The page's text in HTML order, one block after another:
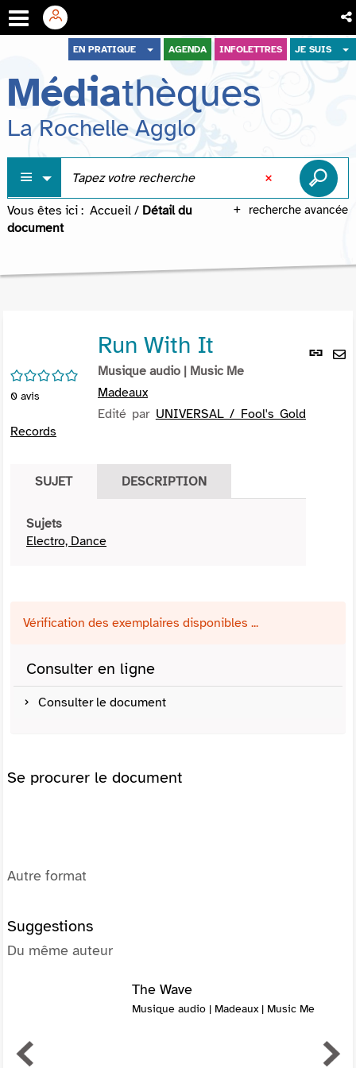
menu
contenu
recherche
EN PRATIQUE AGENDA INFOLETTRES JE SUIS
Médiathèques
La Rochelle Agglo
recherche avancée
Vous êtes ici : Accueil / Détail du
document
Lien
/5
0 avis
Run With It
Musique audio | Music Me
Madeaux
Edité par UNIVERSAL / Fool's Gold
Records
SUJET DESCRIPTION
Sujets
Electro, Dance
Vérification des exemplaires disponibles ...
Consulter en ligne
Consulter le document
Se procurer le document
Autre format
Suggestions
Du même auteur
The Wave
Musique audio | Madeaux | Music Me